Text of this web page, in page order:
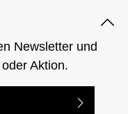
Newsletter und
Aktion.